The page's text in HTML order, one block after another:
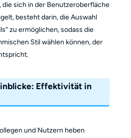
die sich in der Benutzeroberfläche
besteht darin, die Auswahl
zu ermöglichen, sodass die
Stil wählen können, der
Effektivität in
und Nutzern heben